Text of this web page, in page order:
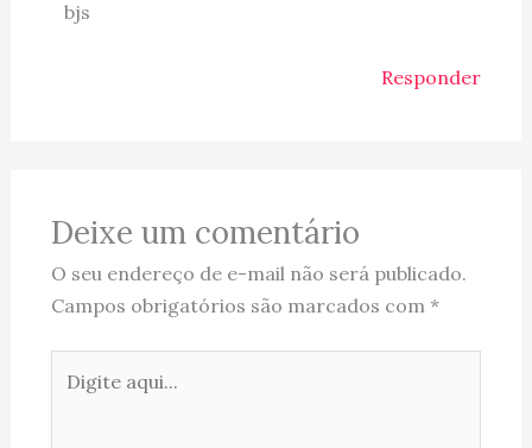
bjs
Responder
Deixe um comentário
O seu endereço de e-mail não será publicado.
Campos obrigatórios são marcados com *
aqui...